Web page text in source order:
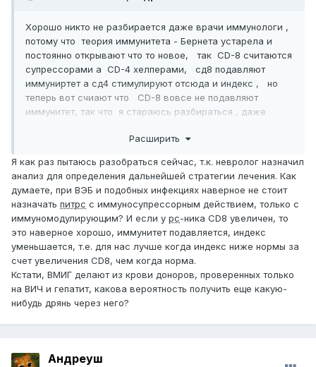
Хорошо никто не разбирается даже врачи иммунологи ,
потому что теория иммунитета - Бернета устарела и
постоянно открывают что то новое, так СD-8 считаются
супрессорами а CD-4 хелперами, сд8 подавляют
иммуниртет а сд4 стимулируют отсюда и индекс , но
теперь вот счиают что CD-8 вовсе не подавляют
иммунитет, так что я стараюсь разбираться , даже
что я хорошо разбираюсь я не могу,
статистическую норму этого индекса но точно судить по
нему о происходящих процессах врядли кто может
правильно. индекс-2 считается нормой..
что касается ВЭБ, инфекции то она у многих и от неё не
излечишься.. после Пульс терапии может
рецидивировать
Расширить
Я как раз пытаюсь разобраться сейчас, т.к. невролог назначил
анализ для определения дальнейшей стратегии лечения. Как
думаете, при ВЭБ и подобных инфекциях наверное не стоит
назначать питрс с иммуносупрессорным действием, только с
иммуномодулирующим? И если у рс-ника CD8 увеличен, то
это наверное хорошо, иммунитет подавляется, индекс
уменьшается, т.е. для нас лучше когда индекс ниже нормы за
счет увеличения CD8, чем когда норма.
Кстати, ВМИГ делают из крови доноров, проверенных только
на ВИЧ и гепатит, какова вероятность получить еще какую-
нибудь дрянь через него?
Андреуш